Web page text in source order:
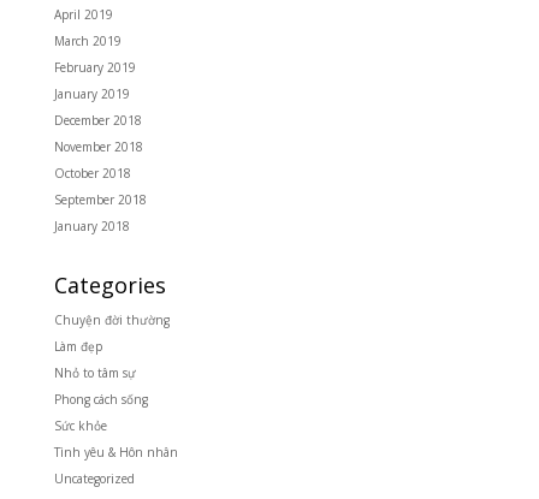
April 2019
March 2019
February 2019
January 2019
December 2018
November 2018
October 2018
September 2018
January 2018
Categories
Chuyện đời thường
Làm đẹp
Nhỏ to tâm sự
Phong cách sống
Sức khỏe
Tình yêu & Hôn nhân
Uncategorized